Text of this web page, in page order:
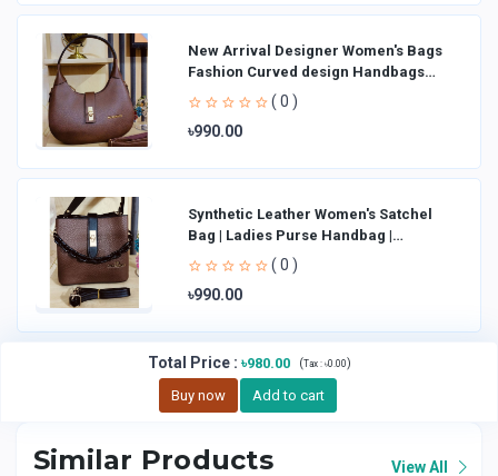
New Arrival Designer Women′s Bags
Fashion Curved design Handbags
Shoulder Bag La
( 0 )
৳990.00
Synthetic Leather Women's Satchel
Bag | Ladies Purse Handbag |
Handheld Bag | Sl
( 0 )
৳990.00
Total Price: ৳980.00 (Tax : ৳0.00)
Buy now Add to cart
Similar Products View All